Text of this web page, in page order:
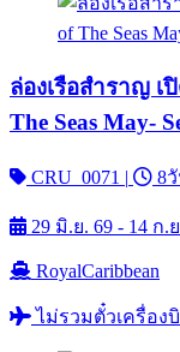
ล่องเรือสำราญ เ
The Seas May-
CRU_0071 | 8
29 มิ.ย. 69 - 14 ก.
RoyalCaribbean
ไม่รวมตั๋วเครื่อง